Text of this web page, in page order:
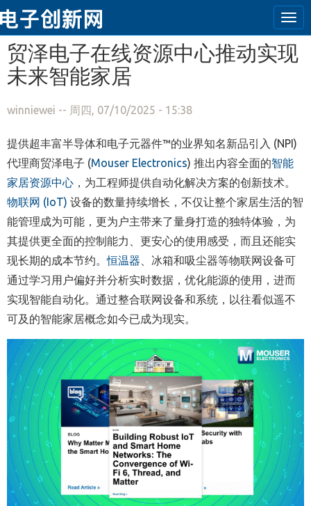
跳转到主要内容
贸泽电子在线资源中心推动实现
未来智能家居
winniewei -- 周四, 07/10/2025 - 15:38
提供超丰富半导体和电子元器件™的业界知名新品引入 (NPI)
代理商贸泽电子 (Mouser Electronics) 推出内容全面的智能
家居资源中心 ，为工程师提供自动化解决方案的创新技术。
物联网 (IoT) 设备的数量持续增长，不仅让整个家居生活的智
能管理成为可能，更为户主带来了量身打造的独特体验，为
其提供更全面的控制能力、更安心的使用感受，而且还能实
现长期的成本节约。恒温器 、冰箱和吸尘器等物联网设备可
通过学习用户偏好并分析实时数据，优化能源的使用，进而
实现智能自动化。通过整合联网设备和系统，以往看似遥不
可及的智能家居概念如今已成为现实。